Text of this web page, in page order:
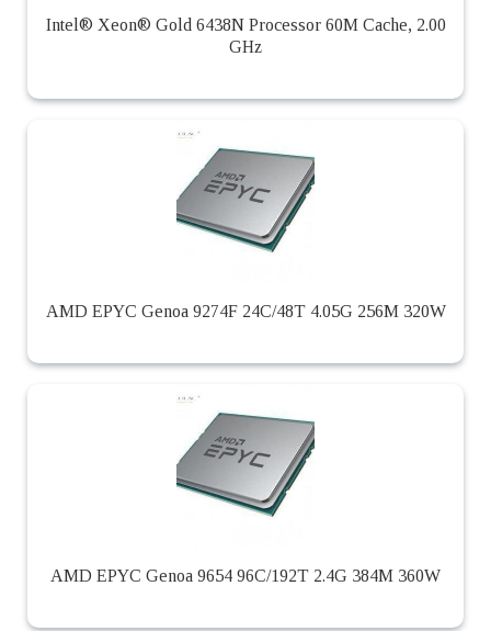
Intel® Xeon® Gold 6438N Processor 60M Cache, 2.00
GHz
AMD EPYC Genoa 9274F 24C/48T 4.05G 256M 320W
AMD EPYC Genoa 9654 96C/192T 2.4G 384M 360W